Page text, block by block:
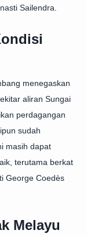
Sailendra.
menegaskan
aliran Sungai
perdagangan
sudah
masih dapat
terutama berkat
George Coedès
Melayu